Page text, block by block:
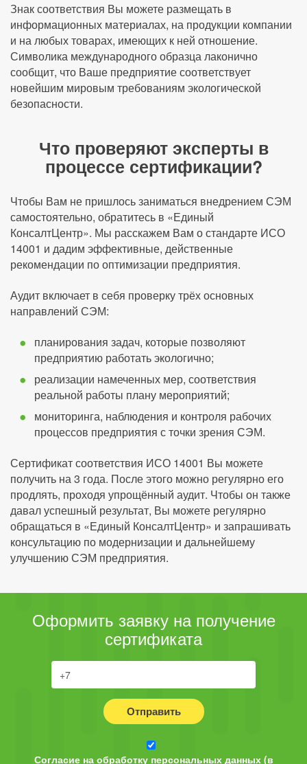
Знак соответствия Вы можете размещать в
информационных материалах, на продукции компании
и на любых товарах, имеющих к ней отношение.
Символика международного образца лаконично
сообщит, что Ваше предприятие соответствует
новейшим мировым требованиям экологической
безопасности.
Что проверяют эксперты в
процессе сертификации?
Чтобы Вам не пришлось заниматься внедрением СЭМ
самостоятельно, обратитесь в «Единый
КонсалтЦентр». Мы расскажем Вам о стандарте ИСО
14001 и дадим эффективные, действенные
рекомендации по оптимизации предприятия.
Аудит включает в себя проверку трёх основных
направлений СЭМ:
планирования задач, которые позволяют
предприятию работать экологично;
реализации намеченных мер, соответствия
реальной работы плану мероприятий;
мониторинга, наблюдения и контроля рабочих
процессов предприятия с точки зрения СЭМ.
Сертификат соответствия ИСО 14001 Вы можете
получить на 3 года. После этого можно регулярно его
продлять, проходя упрощённый аудит. Чтобы он также
давал успешный результат, Вы можете регулярно
обращаться в «Единый КонсалтЦентр» и запрашивать
консультацию по модернизации и дальнейшему
улучшению СЭМ предприятия.
Оформить заявку на получение
сертификата
Отправить
Согласие на обработку персональных данных (в